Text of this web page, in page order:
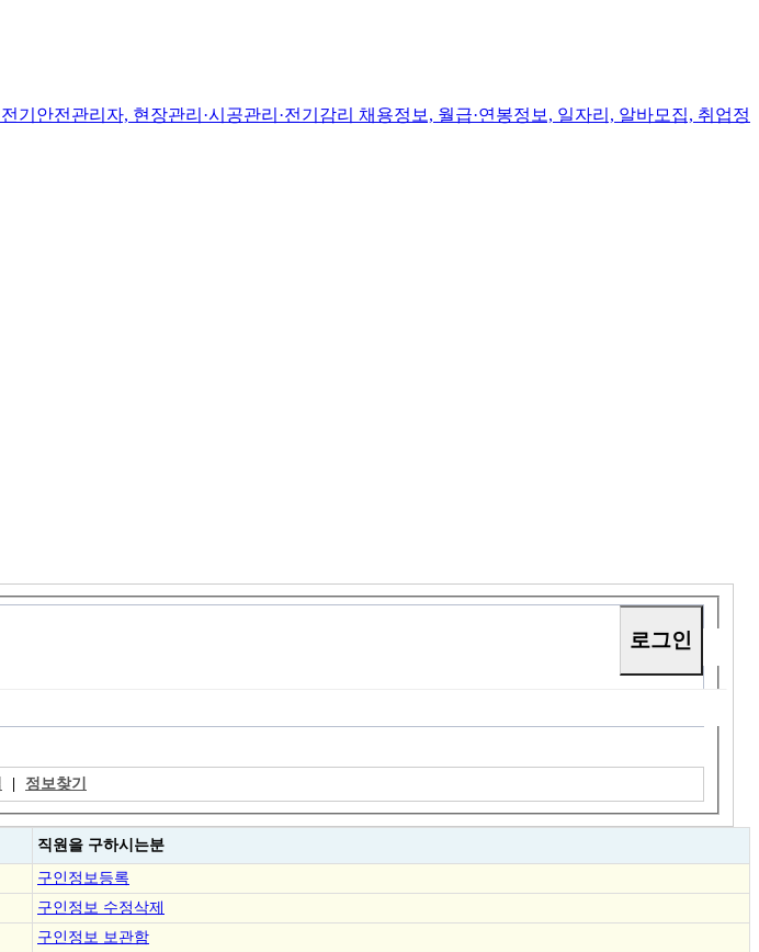
| 정보찾기
직원을 구하시는분
구인정보등록
구인정보 수정삭제
구인정보 보관함